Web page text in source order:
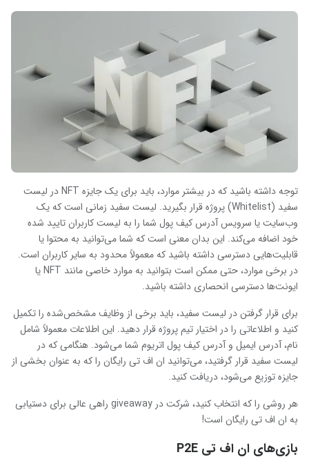
توجه داشته باشید که در بیشتر موارد، باید برای یک جایزه NFT در لیست
سفید (Whitelist) پروژه قرار بگیرید. لیست سفید زمانی است که یک
وب‌سایت یا سرویس آدرس کیف پول شما را به لیست کاربران تایید شده
خود اضافه می‌کند. این بدان معنی است که شما می‌توانید به محتوا یا
قابلیت‌هایی دسترسی داشته باشید که معمولاً محدود به سایر کاربران است.
در برخی موارد، حتی ممکن است بتوانید به موارد خاصی مانند NFT یا
ایونت‌ها دسترسی انحصاری داشته باشید.
برای قرار گرفتن در لیست سفید، باید برخی از وظایف مشخص‌شده را تکمیل
کنید و اطلاعاتی را در اختیار تیم پروژه قرار دهید. این اطلاعات معمولاً شامل
نام، آدرس ایمیل و آدرس کیف پول اتریوم شما می‌شود. هنگامی که در
لیست سفید قرار گرفتید، می‌توانید ان اف تی رایگان را که به عنوان بخشی از
جایزه توزیع می‌شود، دریافت کنید.
هر روشی را که انتخاب کنید، شرکت در giveaway راهی عالی برای دستیابی
به ان اف تی رایگان است!
بازی‌های ان اف تی P2E